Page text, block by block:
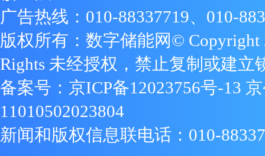
广告热线：010-88337719、010-
版权所有：数字储能网© Copyright
Rights 未经授权，禁止复制或建立
备案号： 京ICP备12023756号-13
11010502023804
新闻和版权信息联电话：010-